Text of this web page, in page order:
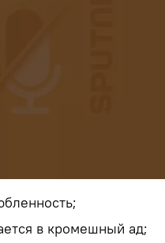
в кромешный ад;